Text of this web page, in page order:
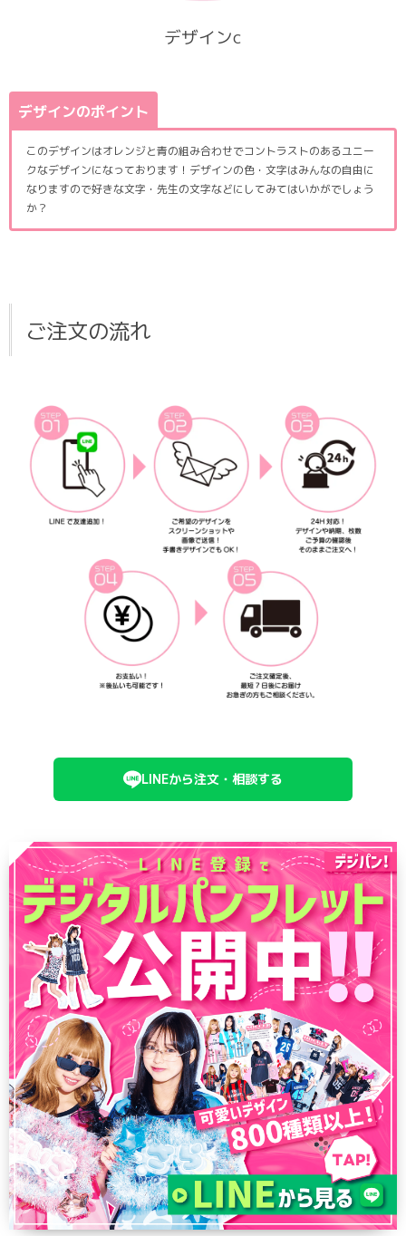
デザインc
デザインのポイント
このデザインはオレンジと青の組み合わせでコントラストのあるユニー
クなデザインになっております！デザインの色・文字はみんなの自由に
なりますので好きな文字・先生の文字などにしてみてはいかがでしょう
か？
ご注文の流れ
LINEから注文・相談する